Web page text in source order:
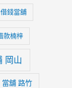
錢當舖
款楠梓
岡山
當舖 路竹